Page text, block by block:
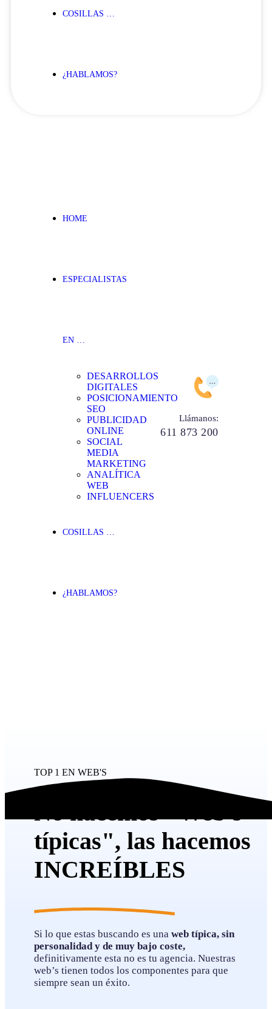
COSILLAS …
¿HABLAMOS?
HOME
ESPECIALISTAS
EN …
DESARROLLOS
DIGITALES
POSICIONAMIENTO
SEO
PUBLICIDAD
ONLINE
SOCIAL
MEDIA
MARKETING
ANALÍTICA
WEB
INFLUENCERS
COSILLAS …
¿HABLAMOS?
Llámanos:
611 873 200
TOP 1 EN WEB'S
No hacemos "Web's
típicas", las hacemos
INCREÍBLES
Si lo que estas buscando es una web típica, sin
personalidad y de muy bajo coste,
definitivamente esta no es tu agencia. Nuestras
web’s tienen todos los componentes para que
siempre sean un éxito.